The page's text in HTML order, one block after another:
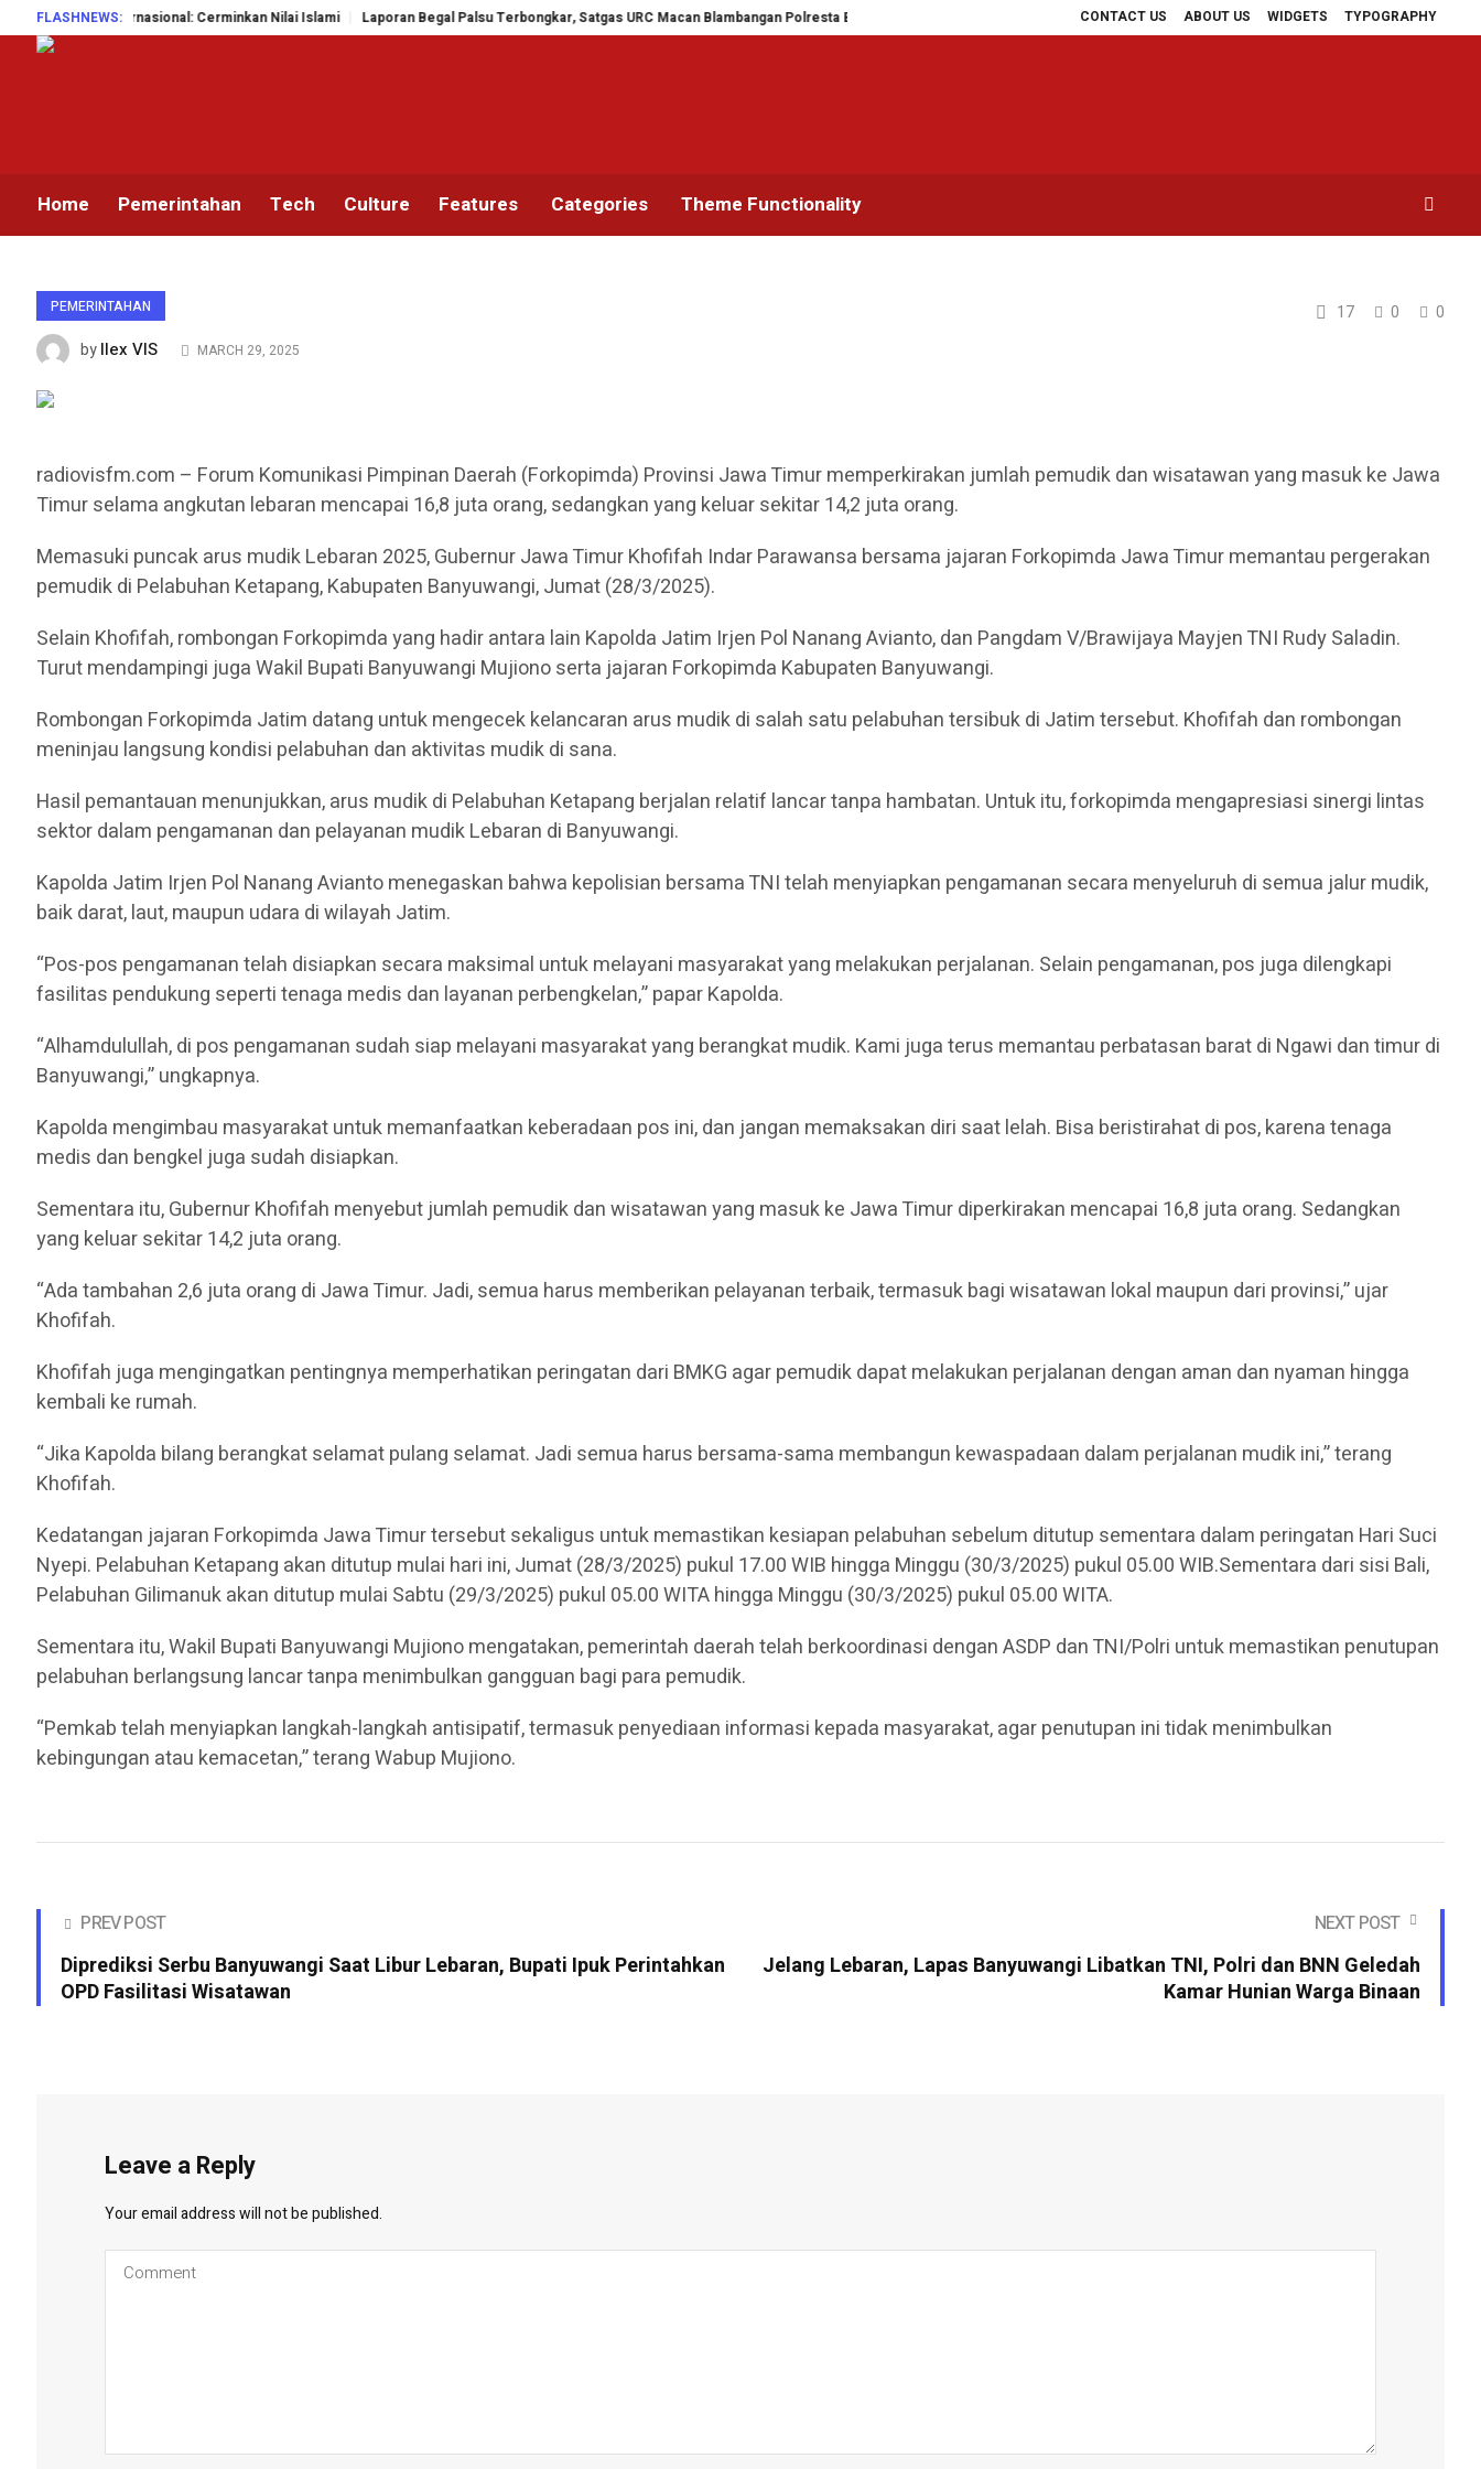
CONTACT US ABOUT US WIDGETS TYPOGRAPHY
FLASHNEWS:
Internasional: Cerminkan Nilai Islami Laporan Begal Palsu Terbongkar, Satgas URC Macan Blambangan Polresta Banyuwangi Ungkap Penggelapan Uang Perusahaan untuk Crypto Tiga Bulan Beroperasi, KA Sangkuriang
Home Pemerintahan Tech Culture Features Categories Theme Functionality
PEMERINTAHAN 17 0
0
byIlex VIS MARCH 29, 2025
radiovisfm.com – Forum Komunikasi Pimpinan Daerah (Forkopimda) Provinsi Jawa Timur memperkirakan jumlah pemudik dan wisatawan yang masuk ke Jawa
Timur selama angkutan lebaran mencapai 16,8 juta orang, sedangkan yang keluar sekitar 14,2 juta orang.
Memasuki puncak arus mudik Lebaran 2025, Gubernur Jawa Timur Khofifah Indar Parawansa bersama jajaran Forkopimda Jawa Timur memantau pergerakan
pemudik di Pelabuhan Ketapang, Kabupaten Banyuwangi, Jumat (28/3/2025).
Selain Khofifah, rombongan Forkopimda yang hadir antara lain Kapolda Jatim Irjen Pol Nanang Avianto, dan Pangdam V/Brawijaya Mayjen TNI Rudy Saladin.
Turut mendampingi juga Wakil Bupati Banyuwangi Mujiono serta jajaran Forkopimda Kabupaten Banyuwangi.
Rombongan Forkopimda Jatim datang untuk mengecek kelancaran arus mudik di salah satu pelabuhan tersibuk di Jatim tersebut. Khofifah dan rombongan
meninjau langsung kondisi pelabuhan dan aktivitas mudik di sana.
Hasil pemantauan menunjukkan, arus mudik di Pelabuhan Ketapang berjalan relatif lancar tanpa hambatan. Untuk itu, forkopimda mengapresiasi sinergi lintas
sektor dalam pengamanan dan pelayanan mudik Lebaran di Banyuwangi.
Kapolda Jatim Irjen Pol Nanang Avianto menegaskan bahwa kepolisian bersama TNI telah menyiapkan pengamanan secara menyeluruh di semua jalur mudik,
baik darat, laut, maupun udara di wilayah Jatim.
“Pos-pos pengamanan telah disiapkan secara maksimal untuk melayani masyarakat yang melakukan perjalanan. Selain pengamanan, pos juga dilengkapi
fasilitas pendukung seperti tenaga medis dan layanan perbengkelan,” papar Kapolda.
“Alhamdulullah, di pos pengamanan sudah siap melayani masyarakat yang berangkat mudik. Kami juga terus memantau perbatasan barat di Ngawi dan timur di
Banyuwangi,” ungkapnya.
Kapolda mengimbau masyarakat untuk memanfaatkan keberadaan pos ini, dan jangan memaksakan diri saat lelah. Bisa beristirahat di pos, karena tenaga
medis dan bengkel juga sudah disiapkan.
Sementara itu, Gubernur Khofifah menyebut jumlah pemudik dan wisatawan yang masuk ke Jawa Timur diperkirakan mencapai 16,8 juta orang. Sedangkan
yang keluar sekitar 14,2 juta orang.
“Ada tambahan 2,6 juta orang di Jawa Timur. Jadi, semua harus memberikan pelayanan terbaik, termasuk bagi wisatawan lokal maupun dari provinsi,” ujar
Khofifah.
Khofifah juga mengingatkan pentingnya memperhatikan peringatan dari BMKG agar pemudik dapat melakukan perjalanan dengan aman dan nyaman hingga
kembali ke rumah.
“Jika Kapolda bilang berangkat selamat pulang selamat. Jadi semua harus bersama-sama membangun kewaspadaan dalam perjalanan mudik ini,” terang
Khofifah.
Kedatangan jajaran Forkopimda Jawa Timur tersebut sekaligus untuk memastikan kesiapan pelabuhan sebelum ditutup sementara dalam peringatan Hari Suci
Nyepi. Pelabuhan Ketapang akan ditutup mulai hari ini, Jumat (28/3/2025) pukul 17.00 WIB hingga Minggu (30/3/2025) pukul 05.00 WIB.Sementara dari sisi Bali,
Pelabuhan Gilimanuk akan ditutup mulai Sabtu (29/3/2025) pukul 05.00 WITA hingga Minggu (30/3/2025) pukul 05.00 WITA.
Sementara itu, Wakil Bupati Banyuwangi Mujiono mengatakan, pemerintah daerah telah berkoordinasi dengan ASDP dan TNI/Polri untuk memastikan penutupan
pelabuhan berlangsung lancar tanpa menimbulkan gangguan bagi para pemudik.
“Pemkab telah menyiapkan langkah-langkah antisipatif, termasuk penyediaan informasi kepada masyarakat, agar penutupan ini tidak menimbulkan
kebingungan atau kemacetan,” terang Wabup Mujiono.
PREV POST
Diprediksi Serbu Banyuwangi Saat Libur Lebaran, Bupati Ipuk Perintahkan
OPD Fasilitasi Wisatawan
NEXT POST
Jelang Lebaran, Lapas Banyuwangi Libatkan TNI, Polri dan BNN Geledah
Kamar Hunian Warga Binaan
Leave a Reply
Your email address will not be published.